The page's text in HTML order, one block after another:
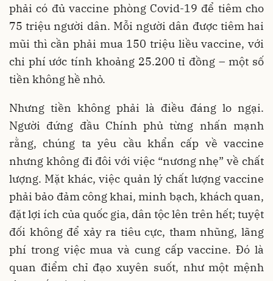
phải có đủ vaccine phòng Covid-19 để tiêm cho
75 triệu người dân. Mỗi người dân được tiêm hai
mũi thì cần phải mua 150 triệu liều vaccine, với
chi phí ước tính khoảng 25.200 tỉ đồng – một số
tiền không hề nhỏ.
Nhưng tiền không phải là điều đáng lo ngại.
Người đứng đầu Chính phủ từng nhấn mạnh
rằng, chúng ta yêu cầu khẩn cấp về vaccine
nhưng không đi đôi với việc “nương nhẹ” về chất
lượng. Mặt khác, việc quản lý chất lượng vaccine
phải bảo đảm công khai, minh bạch, khách quan,
đặt lợi ích của quốc gia, dân tộc lên trên hết; tuyệt
đối không để xảy ra tiêu cực, tham nhũng, lãng
phí trong việc mua và cung cấp vaccine. Đó là
quan điểm chỉ đạo xuyên suốt, như một mệnh